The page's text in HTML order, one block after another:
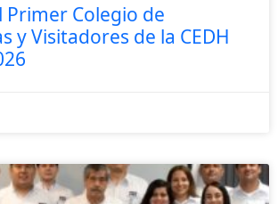
Primer Colegio de
y Visitadores de la CEDH